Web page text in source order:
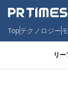
Topテクノロジー
リ